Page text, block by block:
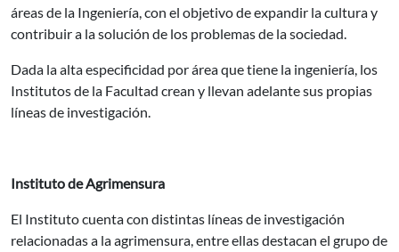
áreas de la Ingeniería, con el objetivo de expandir la cultura y
contribuir a la solución de los problemas de la sociedad.
Dada la alta especificidad por área que tiene la ingeniería, los
Institutos de la Facultad crean y llevan adelante sus propias
líneas de investigación.
Instituto de Agrimensura
El Instituto cuenta con distintas líneas de investigación
relacionadas a la agrimensura, entre ellas destacan el grupo de